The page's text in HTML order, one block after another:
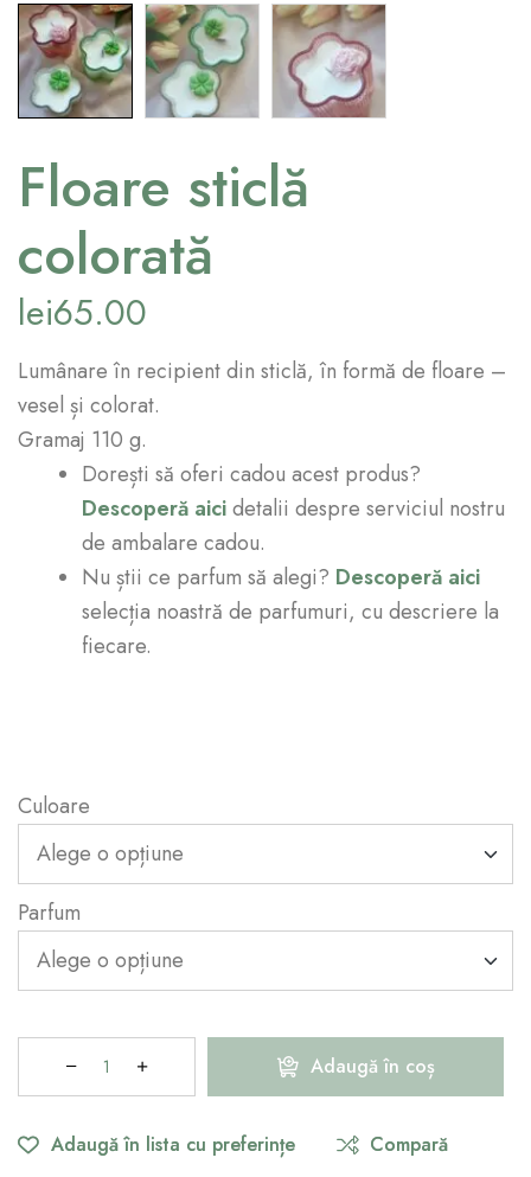
Floare sticlă
colorată
lei65.00
Lumânare în recipient din sticlă, în formă de floare –
vesel și colorat.
Gramaj 110 g.
Dorești să oferi cadou acest produs?
Descoperă aicidetalii despre serviciul nostru
de ambalare cadou.
Nu știi ce parfum să alegi? Descoperă aici
selecția noastră de parfumuri, cu descriere la
fiecare.
Culoare
Parfum
Adaugă în coș
Adaugă în lista cu preferințe Compară